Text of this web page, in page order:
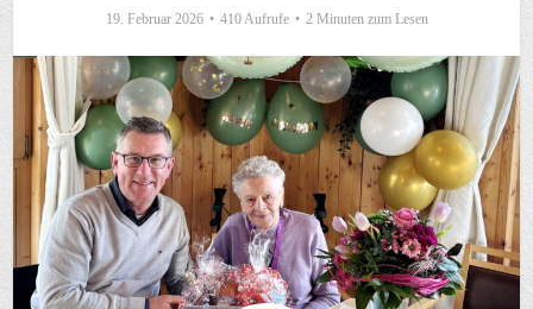
19. Februar 2026 410 Aufrufe 2 Minuten zum Lesen